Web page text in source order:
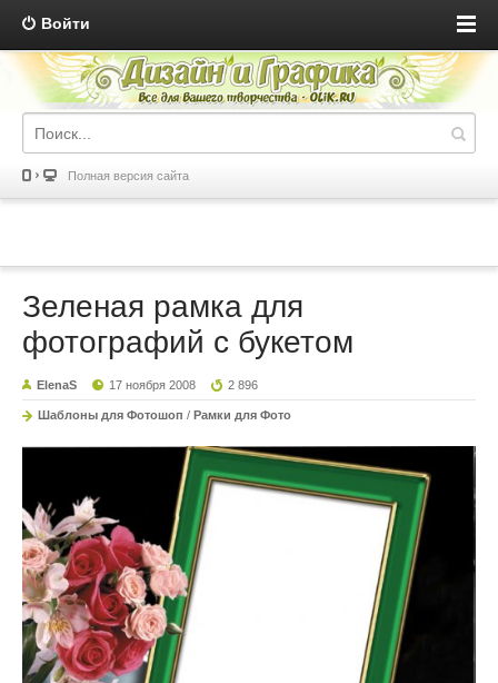
Войти
Полная версия сайта
Зеленая рамка для
фотографий с букетом
ElenaS 17 ноября 2008 2 896
Шаблоны для Фотошоп / Рамки для Фото